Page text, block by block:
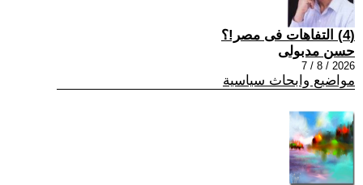
(4) التفاهات فى مصر!؟
حسن مدبولى
2026 / 8 / 7
مواضيع وابحاث سياسية